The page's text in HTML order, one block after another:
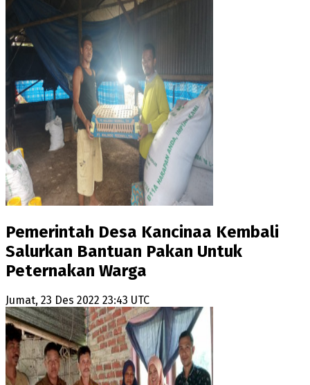
Pemerintah Desa Kancinaa Kembali
Salurkan Bantuan Pakan Untuk
Peternakan Warga
Jumat, 23 Des 2022 23:43 UTC